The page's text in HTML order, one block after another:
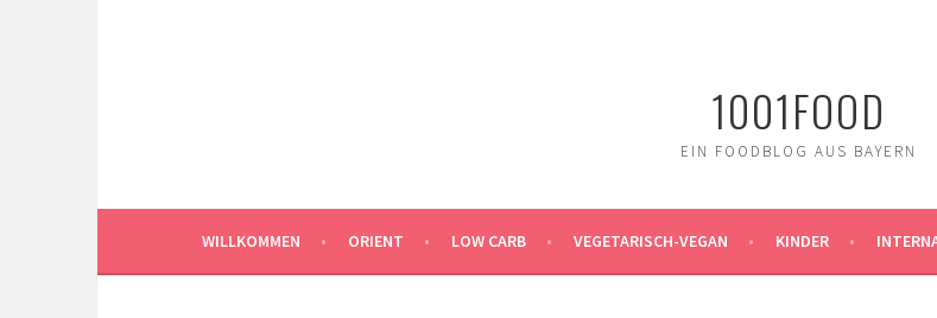
1001FOOD
EIN FOODBLOG AUS BAYERN
WILLKOMMEN ORIENT LOW CARB VEGETARISCH-VEGAN KINDER